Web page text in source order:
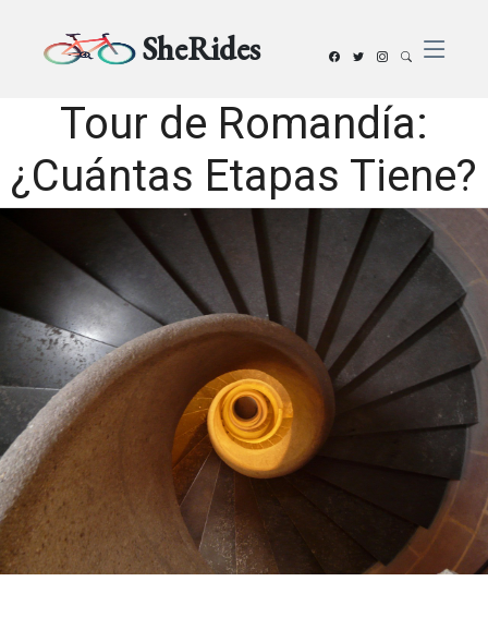
SheRides
Tour de Romandía:
¿Cuántas Etapas Tiene?